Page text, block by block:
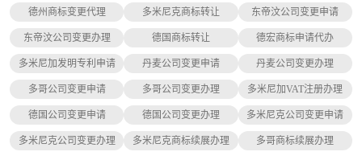
德州商标变更代理 多米尼克商标转让 东帝汶公司变更申请
东帝汶公司变更办理 德国商标转让 德宏商标申请代办
多米尼加发明专利申请 丹麦公司变更申请 丹麦公司变更办理
多哥公司变更申请 多哥公司变更办理 多米尼加VAT注册办理
德国公司变更申请 德国公司变更办理 多米尼克公司变更申请
多米尼克公司变更办理 多米尼克商标续展办理 多哥商标续展办理